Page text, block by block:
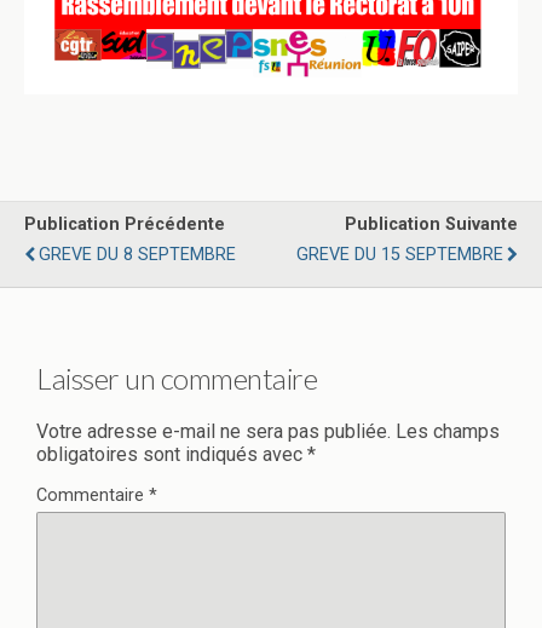
Publication Précédente
GREVE DU 8 SEPTEMBRE
Publication Suivante
GREVE DU 15 SEPTEMBRE
Laisser un commentaire
Votre adresse e-mail ne sera pas publiée. Les champs
obligatoires sont indiqués avec *
Commentaire *